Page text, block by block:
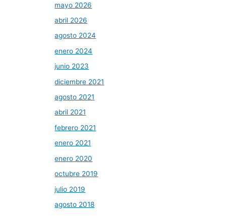
mayo 2026
abril 2026
agosto 2024
enero 2024
junio 2023
diciembre 2021
agosto 2021
abril 2021
febrero 2021
enero 2021
enero 2020
octubre 2019
julio 2019
agosto 2018